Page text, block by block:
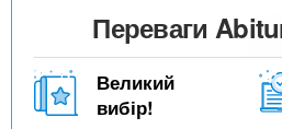
Переваги
Великий
вибір!